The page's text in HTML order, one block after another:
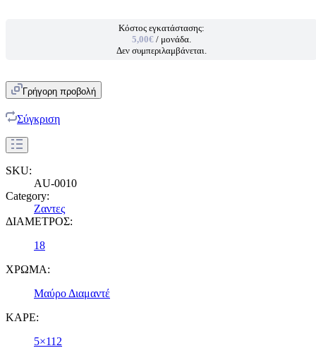
Κόστος εγκατάστασης:
5,00€ / μονάδα.
Δεν συμπεριλαμβάνεται.
Γρήγορη προβολή
Σύγκριση
SKU:
AU-0010
Category:
Ζαντες
ΔΙΑΜΕΤΡΟΣ:
18
ΧΡΩΜΑ:
Μαύρο Διαμαντέ
ΚΑΡΕ:
5×112